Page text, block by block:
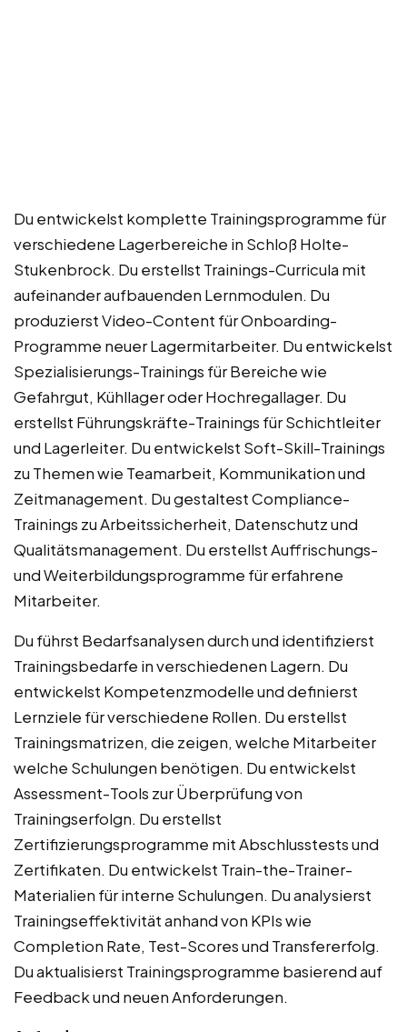
Du entwickelst komplette Trainingsprogramme für
verschiedene Lagerbereiche in Schloß Holte-
Stukenbrock. Du erstellst Trainings-Curricula mit
aufeinander aufbauenden Lernmodulen. Du
produzierst Video-Content für Onboarding-
Programme neuer Lagermitarbeiter. Du entwickelst
Spezialisierungs-Trainings für Bereiche wie
Gefahrgut, Kühllager oder Hochregallager. Du
erstellst Führungskräfte-Trainings für Schichtleiter
und Lagerleiter. Du entwickelst Soft-Skill-Trainings
zu Themen wie Teamarbeit, Kommunikation und
Zeitmanagement. Du gestaltest Compliance-
Trainings zu Arbeitssicherheit, Datenschutz und
Qualitätsmanagement. Du erstellst Auffrischungs-
und Weiterbildungsprogramme für erfahrene
Mitarbeiter.
Du führst Bedarfsanalysen durch und identifizierst
Trainingsbedarfe in verschiedenen Lagern. Du
entwickelst Kompetenzmodelle und definierst
Lernziele für verschiedene Rollen. Du erstellst
Trainingsmatrizen, die zeigen, welche Mitarbeiter
welche Schulungen benötigen. Du entwickelst
Assessment-Tools zur Überprüfung von
Trainingserfolgn. Du erstellst
Zertifizierungsprogramme mit Abschlusstests und
Zertifikaten. Du entwickelst Train-the-Trainer-
Materialien für interne Schulungen. Du analysierst
Trainingseffektivität anhand von KPIs wie
Completion Rate, Test-Scores und Transfererfolg.
Du aktualisierst Trainingsprogramme basierend auf
Feedback und neuen Anforderungen.